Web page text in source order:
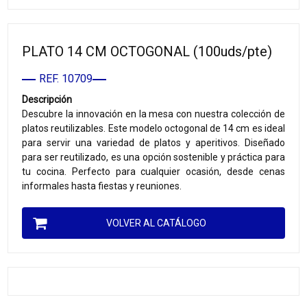
PLATO 14 CM OCTOGONAL (100uds/pte)
REF. 10709
Descripción
Descubre la innovación en la mesa con nuestra colección de
platos reutilizables. Este modelo octogonal de 14 cm es ideal
para servir una variedad de platos y aperitivos. Diseñado
para ser reutilizado, es una opción sostenible y práctica para
tu cocina. Perfecto para cualquier ocasión, desde cenas
informales hasta fiestas y reuniones.
VOLVER AL CATÁLOGO